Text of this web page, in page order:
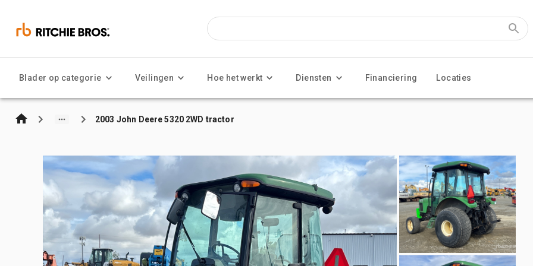
Blader op categorie Veilingen Hoe het werkt Diensten Financiering Locaties
2003 John Deere 5320 2WD tractor